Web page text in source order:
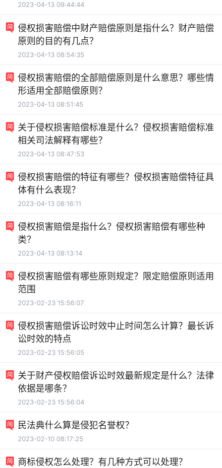
2023-04-13 09:44:44
侵权损害赔偿中财产赔偿原则是指什么？财产赔偿
原则的目的有几点？
2023-04-13 08:54:35
侵权损害赔偿的全部赔偿原则是什么意思？哪些情
形适用全部赔偿原则？
2023-04-13 08:51:45
关于侵权损害赔偿标准是什么？侵权损害赔偿标准
相关司法解释有哪些？
2023-04-13 08:47:53
侵权损害赔偿的特征有哪些？侵权损害赔偿特征具
体有什么表现？
2023-04-13 08:16:11
侵权损害赔偿是指什么？侵权损害赔偿有哪些种
类？
2023-04-13 08:13:14
侵权损害赔偿有哪些原则规定？限定赔偿原则适用
范围
2023-02-23 15:56:07
侵权损害赔偿诉讼时效中止时间怎么计算？最长诉
讼时效的特点
2023-02-23 15:56:05
关于财产侵权赔偿诉讼时效最新规定是什么？法律
依据是哪条？
2023-02-23 15:56:04
民法典什么算是侵犯名誉权？
2023-02-10 08:17:25
商标侵权怎么处理？有几种方式可以处理？